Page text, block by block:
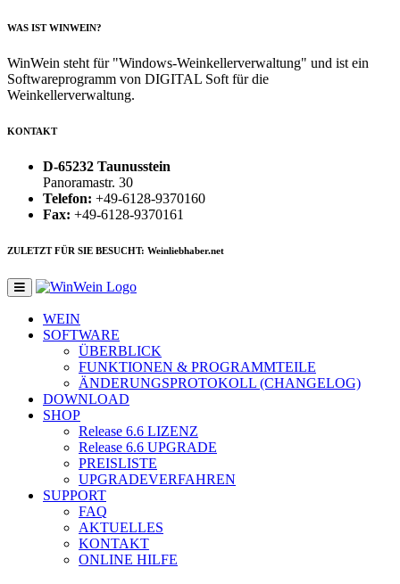
WAS IST WINWEIN?
WinWein steht für "Windows-Weinkellerverwaltung" und ist ein
Softwareprogramm von DIGITAL Soft für die
Weinkellerverwaltung.
KONTAKT
D-65232 Taunusstein
Panoramastr. 30
Telefon: +49-6128-9370160
Fax: +49-6128-9370161
ZULETZT FÜR SIE BESUCHT: Weinliebhaber.net
WEIN
SOFTWARE
ÜBERBLICK
FUNKTIONEN & PROGRAMMTEILE
ÄNDERUNGSPROTOKOLL (CHANGELOG)
DOWNLOAD
SHOP
Release 6.6 LIZENZ
Release 6.6 UPGRADE
PREISLISTE
UPGRADEVERFAHREN
SUPPORT
FAQ
AKTUELLES
KONTAKT
ONLINE HILFE